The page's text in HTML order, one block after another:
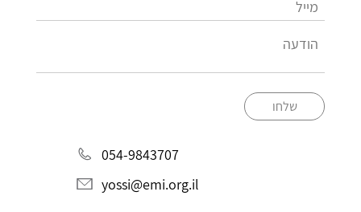
שלחו
054-9843707
yossi@emi.org.il